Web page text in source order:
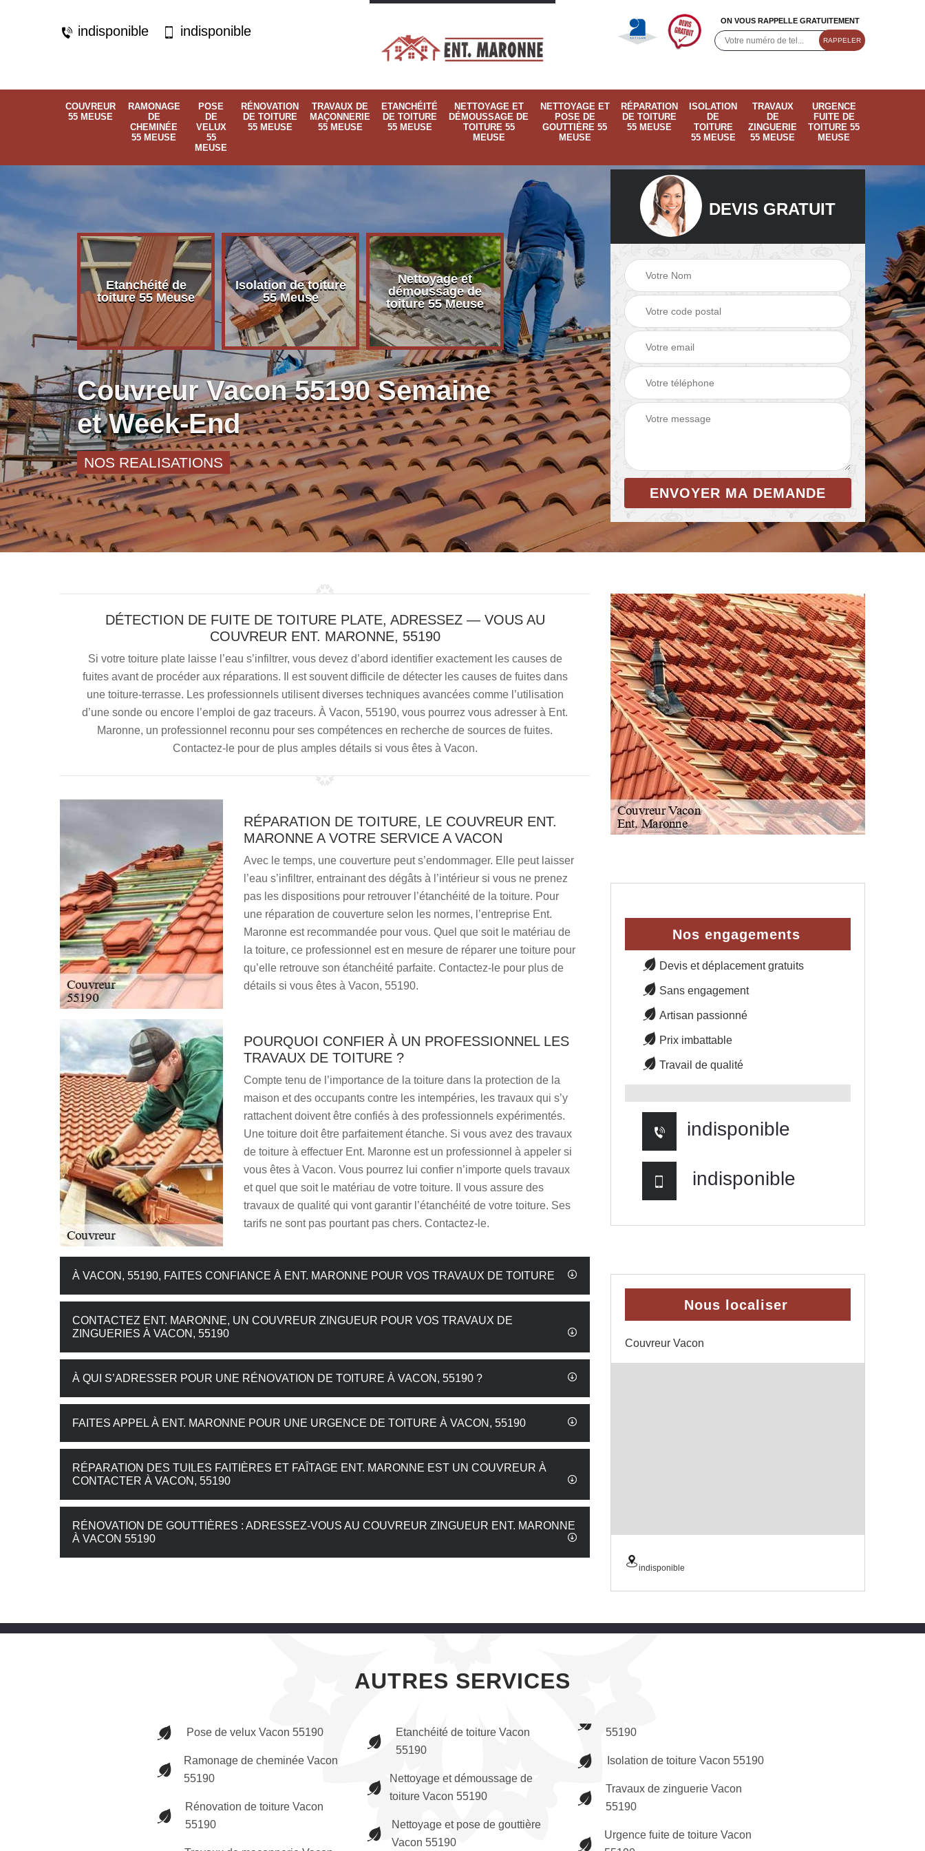
indisponible indisponible
ON VOUS RAPPELLE GRATUITEMENT
COUVREUR
55 MEUSE
RAMONAGE
DE
CHEMINÉE
55 MEUSE
POSE
DE
VELUX
55
MEUSE
RÉNOVATION
DE TOITURE
55 MEUSE
TRAVAUX DE
MAÇONNERIE
55 MEUSE
ETANCHÉITÉ
DE TOITURE
55 MEUSE
NETTOYAGE ET
DÉMOUSSAGE DE
TOITURE 55
MEUSE
NETTOYAGE ET
POSE DE
GOUTTIÈRE 55
MEUSE
RÉPARATION
DE TOITURE
55 MEUSE
ISOLATION
DE
TOITURE
55 MEUSE
TRAVAUX
DE
ZINGUERIE
55 MEUSE
URGENCE
FUITE DE
TOITURE 55
MEUSE
Meuse
Etanchéité de
toiture 55 Meuse
Isolation de toiture
55 Meuse
Nettoyage et
démoussage de
toiture 55 Meuse
Nettoyage et pose
de gouttière 55
Meuse
Ramonage de
cheminée 55
Couvreur Vacon 55190 Semaine
et Week-End
NOS REALISATIONS
DEVIS GRATUIT
DÉTECTION DE FUITE DE TOITURE PLATE, ADRESSEZ — VOUS AU
COUVREUR ENT. MARONNE, 55190
Si votre toiture plate laisse l’eau s’infiltrer, vous devez d’abord identifier exactement les causes de
fuites avant de procéder aux réparations. Il est souvent difficile de détecter les causes de fuites dans
une toiture-terrasse. Les professionnels utilisent diverses techniques avancées comme l’utilisation
d’une sonde ou encore l’emploi de gaz traceurs. À Vacon, 55190, vous pourrez vous adresser à Ent.
Maronne, un professionnel reconnu pour ses compétences en recherche de sources de fuites.
Contactez-le pour de plus amples détails si vous êtes à Vacon.
RÉPARATION DE TOITURE, LE COUVREUR ENT.
MARONNE A VOTRE SERVICE A VACON
Avec le temps, une couverture peut s’endommager. Elle peut laisser
l’eau s’infiltrer, entrainant des dégâts à l’intérieur si vous ne prenez
pas les dispositions pour retrouver l’étanchéité de la toiture. Pour
une réparation de couverture selon les normes, l’entreprise Ent.
Maronne est recommandée pour vous. Quel que soit le matériau de
la toiture, ce professionnel est en mesure de réparer une toiture pour
qu’elle retrouve son étanchéité parfaite. Contactez-le pour plus de
détails si vous êtes à Vacon, 55190.
POURQUOI CONFIER À UN PROFESSIONNEL LES
TRAVAUX DE TOITURE ?
Compte tenu de l’importance de la toiture dans la protection de la
maison et des occupants contre les intempéries, les travaux qui s’y
rattachent doivent être confiés à des professionnels expérimentés.
Une toiture doit être parfaitement étanche. Si vous avez des travaux
de toiture à effectuer Ent. Maronne est un professionnel à appeler si
vous êtes à Vacon. Vous pourrez lui confier n’importe quels travaux
et quel que soit le matériau de votre toiture. Il vous assure des
travaux de qualité qui vont garantir l’étanchéité de votre toiture. Ses
tarifs ne sont pas pourtant pas chers. Contactez-le.
À VACON, 55190, FAITES CONFIANCE À ENT. MARONNE POUR VOS TRAVAUX DE TOITURE
CONTACTEZ ENT. MARONNE, UN COUVREUR ZINGUEUR POUR VOS TRAVAUX DE
ZINGUERIES À VACON, 55190
À QUI S’ADRESSER POUR UNE RÉNOVATION DE TOITURE À VACON, 55190 ?
FAITES APPEL À ENT. MARONNE POUR UNE URGENCE DE TOITURE À VACON, 55190
RÉPARATION DES TUILES FAITIÈRES ET FAÎTAGE ENT. MARONNE EST UN COUVREUR À
CONTACTER À VACON, 55190
RÉNOVATION DE GOUTTIÈRES : ADRESSEZ-VOUS AU COUVREUR ZINGUEUR ENT. MARONNE
À VACON 55190
Nos engagements
Devis et déplacement gratuits
Sans engagement
Artisan passionné
Prix imbattable
Travail de qualité
indisponible
indisponible
Nous localiser
Couvreur Vacon
indisponible
AUTRES SERVICES
Pose de velux Vacon 55190
Ramonage de cheminée Vacon
55190
Rénovation de toiture Vacon
55190
Etanchéité de toiture Vacon
55190
Nettoyage et démoussage de
toiture Vacon 55190
Nettoyage et pose de gouttière
Vacon 55190
55190
Isolation de toiture Vacon 55190
Travaux de zinguerie Vacon
55190
Urgence fuite de toiture Vacon